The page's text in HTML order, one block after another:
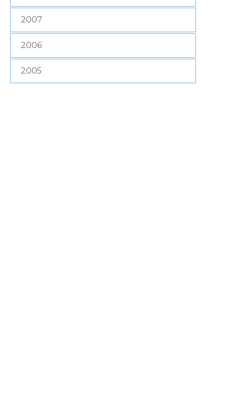
2007
2006
2005